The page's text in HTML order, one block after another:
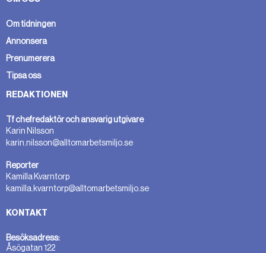
Om tidningen
Annonsera
Prenumerera
Tipsa oss
REDAKTIONEN
Tf chefredaktör och ansvarig utgivare
Karin Nilsson
karin.nilsson@alltomarbetsmiljo.se
Reporter
Kamilla Kvarntorp
kamilla.kvarntorp@alltomarbetsmiljo.se
KONTAKT
Besöksadress:
Åsögatan 122